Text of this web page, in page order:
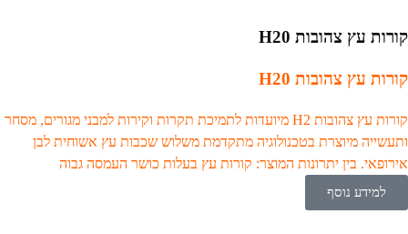
קורות עץ צהובות H20
קורות עץ צהובות H20
קורות עץ צהובות H2 מיועדות לתמיכת תקרות וקירות למבני מגורים, מסחר
ותעשייה מיוצרת בטכנולוגיה מתקדמת משלוש שכבות עץ אשוחית לבן
אירופאי. בין יתרונות המוצר: קורות עץ בעלות כושר העמסה גבוה
למידע נוסף